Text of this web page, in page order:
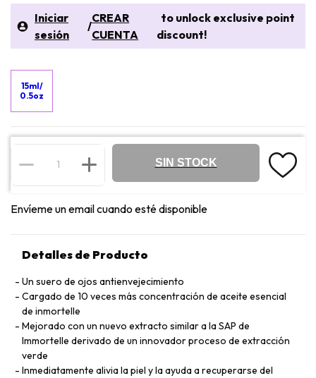
Iniciar
sesión
/
CREAR
CUENTA
to unlock exclusive point
discount!
15ml/
0.5oz
SIN STOCK
Envíeme un email cuando esté disponible
Detalles de Producto
Un suero de ojos antienvejecimiento
Cargado de 10 veces más concentración de aceite esencial
de inmortelle
Mejorado con un nuevo extracto similar a la SAP de
Immortelle derivado de un innovador proceso de extracción
verde
Inmediatamente alivia la piel y la ayuda a recuperarse del